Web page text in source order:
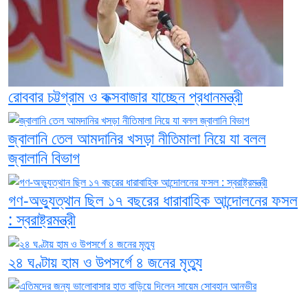
রোববার চট্টগ্রাম ও কক্সবাজার যাচ্ছেন প্রধানমন্ত্রী
জ্বালানি তেল আমদানির খসড়া নীতিমালা নিয়ে যা বলল
জ্বালানি বিভাগ
গণ-অভ্যুত্থান ছিল ১৭ বছরের ধারাবাহিক আন্দোলনের ফসল
: স্বরাষ্ট্রমন্ত্রী
২৪ ঘণ্টায় হাম ও উপসর্গে ৪ জনের মৃত্যু